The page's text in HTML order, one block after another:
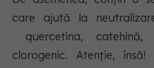
care ajută la
quercetina,
clorogenic. Atenție,